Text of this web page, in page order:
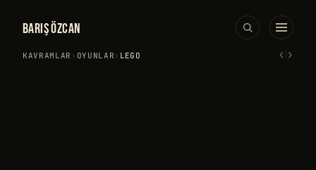
BARIŞ ÖZCAN
KAVRAMLAR › OYUNLAR › LEGO ‹›